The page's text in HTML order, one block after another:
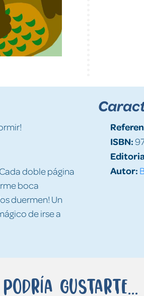
doble página
boca
duermen! Un
de irse a
ISBN:
Autor:
podría gustarte...